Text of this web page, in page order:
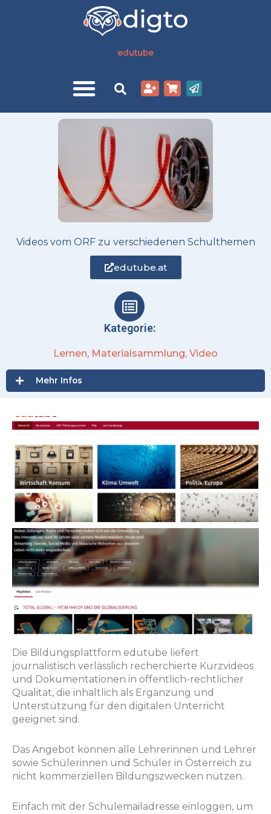
edutube
Videos vom ORF zu verschiedenen Schulthemen
edutube.at
Kategorie:
Lernen, Materialsammlung, Video
Mehr Infos
Die Bildungsplattform edutube liefert
journalistisch verlässlich recherchierte Kurzvideos
und Dokumentationen in öffentlich-rechtlicher
Qualität, die inhaltlich als Ergänzung und
Unterstützung für den digitalen Unterricht
geeignet sind.​
Das Angebot können alle Lehrerinnen und Lehrer
sowie Schülerinnen und Schüler in Österreich zu
nicht kommerziellen Bildungszwecken nützen.
Einfach mit der Schulemailadresse einloggen, um